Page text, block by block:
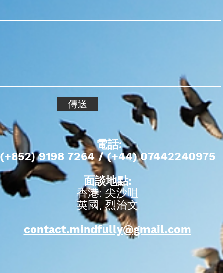
傳送
電話:
(+852) 9198 7264 / (+44) 07442240975
面談地點:
香港: 尖沙咀
​英國, 烈治文
contact.mindfully@gmail.com